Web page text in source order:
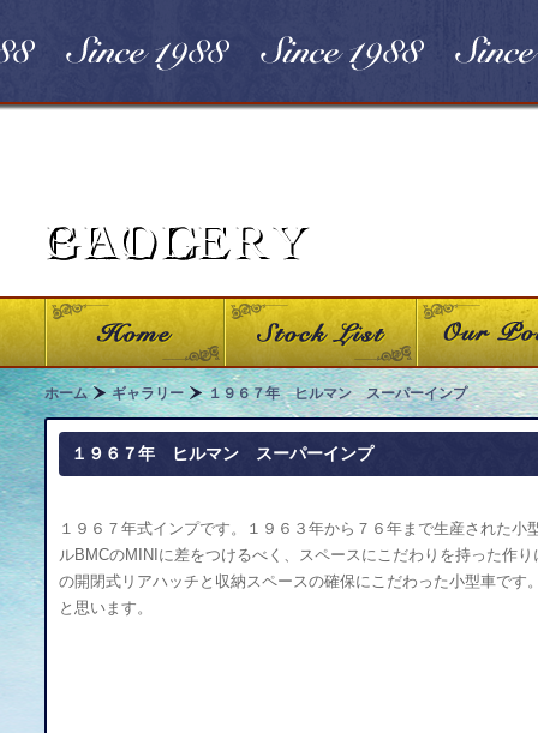
ホーム ギャラリー １９６７年 ヒルマン スーパーインプ
１９６７年 ヒルマン スーパーインプ
１９６７年式インプです。１９６３年から７６年まで生産された
ルBMCのMINIに差をつけるべく、スペースにこだわりを持った作
の開閉式リアハッチと収納スペースの確保にこだわった小型車で
と思います。